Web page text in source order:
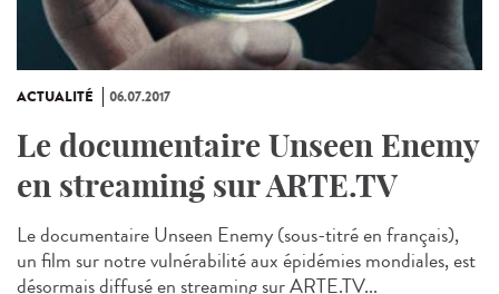
ACTUALITÉ 06.07.2017
Le documentaire Unseen Enemy
en streaming sur ARTE.TV
Le documentaire Unseen Enemy (sous-titré en français),
un film sur notre vulnérabilité aux épidémies mondiales, est
désormais diffusé en streaming sur ARTE.TV...